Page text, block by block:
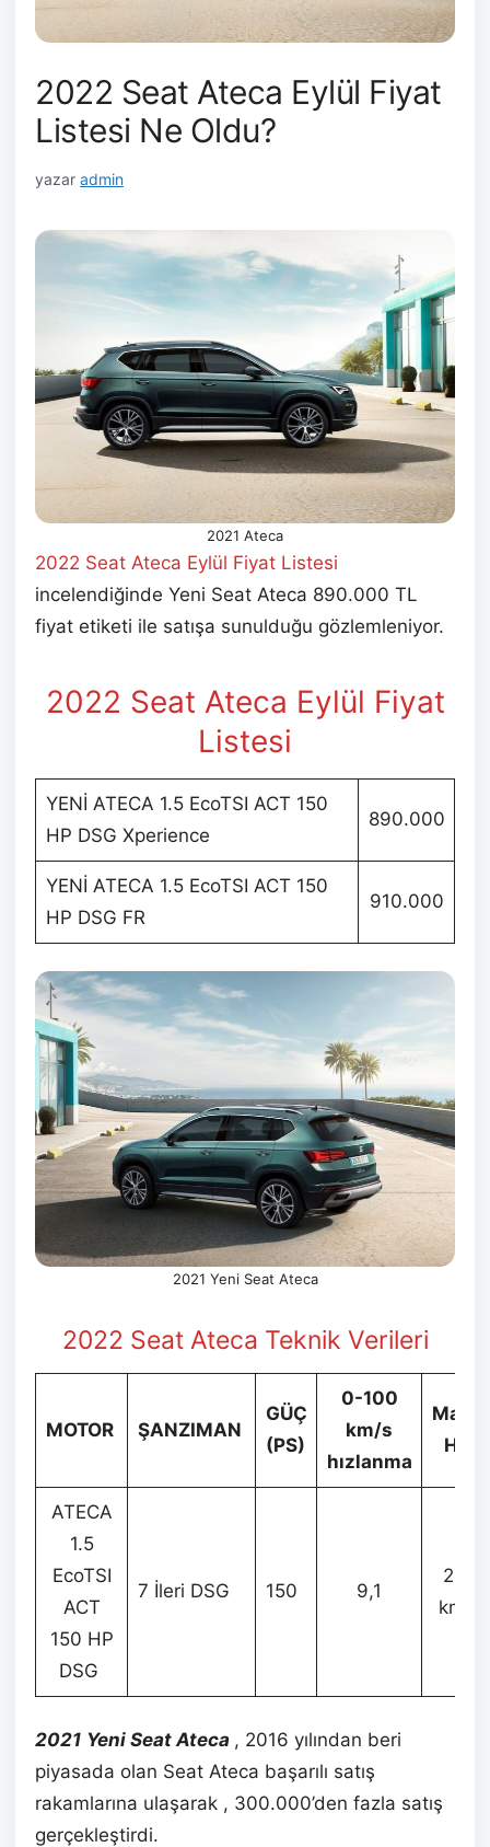
2022 Seat Ateca Eylül Fiyat
Listesi Ne Oldu?
yazar admin
2021 Ateca
2022 Seat Ateca Eylül Fiyat Listesi
incelendiğinde Yeni Seat Ateca 890.000 TL
fiyat etiketi ile satışa sunulduğu gözlemleniyor.
2022 Seat Ateca Eylül Fiyat
Listesi
YENİ ATECA 1.5 EcoTSI ACT 150
HP DSG Xperience
890.000
YENİ ATECA 1.5 EcoTSI ACT 150
HP DSG FR
910.000
2021 Yeni Seat Ateca
2022 Seat Ateca Teknik Verileri
MOTOR ŞANZIMAN
GÜÇ
(PS)
0-100
km/s
hızlanma
Maks.
Hız
ATECA
1.5
EcoTSI
ACT
150 HP
DSG
7 İleri DSG 150 9,1
202
km/s
2021 Yeni Seat Ateca , 2016 yılından beri
piyasada olan Seat Ateca başarılı satış
rakamlarına ulaşarak , 300.000’den fazla satış
gerçekleştirdi.